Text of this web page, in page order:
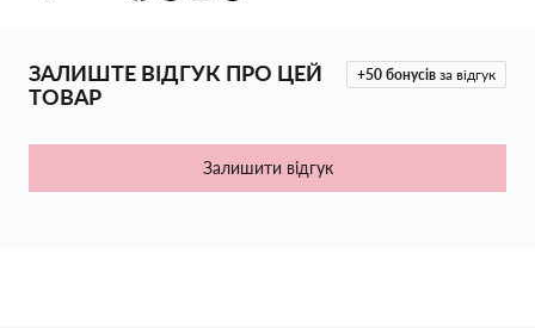
+50 бонусів за відгук
ЗАЛИШТЕ ВІДГУК ПРО ЦЕЙ
ТОВАР
Залишити відгук